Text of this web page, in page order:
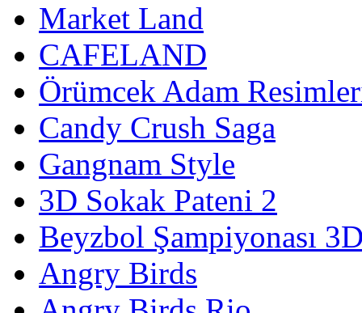
Market Land
CAFELAND
Örümcek Adam
Candy Crush Saga
Gangnam Style
3D Sokak Pateni 2
Beyzbol Şampiyonası
Angry Birds